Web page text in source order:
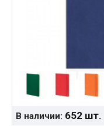
В наличии: 652 шт.